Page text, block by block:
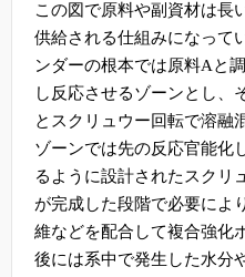
この図で原料や副資材は長
供給される仕組みになって
ンダーの根本では原料Aと
し反応させるゾーンとし、
とスクリュウー回転で溶融
ゾーンでは先の反応官能化
るように設計されたスクリ
が完成した段階で必要によ
維などを配合して複合強化
後には系中で発生した水分